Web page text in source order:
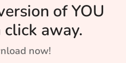
of YOU
click away.
now!